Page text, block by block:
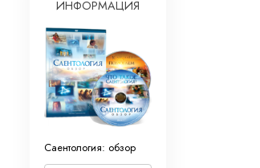
ИНФОРМАЦИЯ
Саентология: обзор